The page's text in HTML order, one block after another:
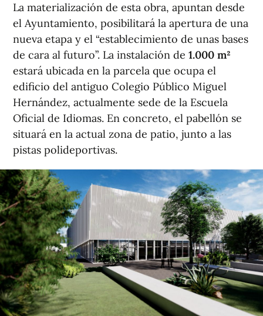
La materialización de esta obra, apuntan desde
el Ayuntamiento, posibilitará la apertura de una
nueva etapa y el “establecimiento de unas bases
de cara al futuro”. La instalación de 1.000 m²
estará ubicada en la parcela que ocupa el
edificio del antiguo Colegio Público Miguel
Hernández, actualmente sede de la Escuela
Oficial de Idiomas. En concreto, el pabellón se
situará en la actual zona de patio, junto a las
pistas polideportivas.